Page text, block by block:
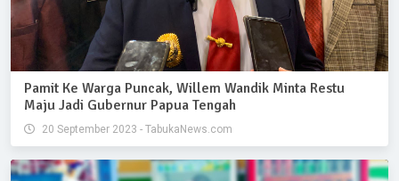
Pamit Ke Warga Puncak, Willem Wandik Minta Restu
Maju Jadi Gubernur Papua Tengah
20 September 2023 - TabukaNews.com